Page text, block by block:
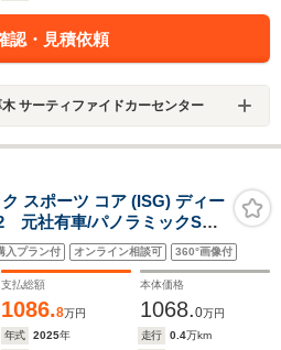
認・見積依頼
サーティファイドカーセンター
スポーツ コア (ISG) ディー
元社有車/パノラミックSR/
入プラン付 オンライン相談可 360°画像付
支払総額
1086.8万円
本体価格
1068.0万円
年式
2025年 走行 0.4万km